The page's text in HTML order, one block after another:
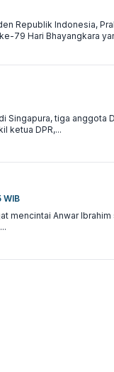
Republik Indonesia,
79 Hari Bhayangkara
Singapura, tiga anggota
ketua DPR,...
WIB
mencintai Anwar Ibrahim